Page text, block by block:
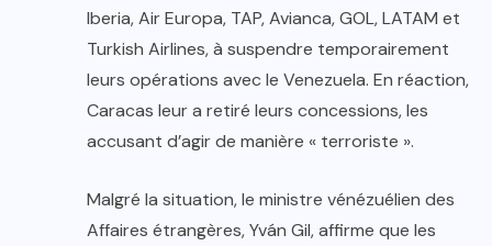
Iberia, Air Europa, TAP, Avianca, GOL, LATAM et
Turkish Airlines, à suspendre temporairement
leurs opérations avec le Venezuela. En réaction,
Caracas leur a retiré leurs concessions, les
accusant d’agir de manière « terroriste ».
Malgré la situation, le ministre vénézuélien des
Affaires étrangères, Yván Gil, affirme que les